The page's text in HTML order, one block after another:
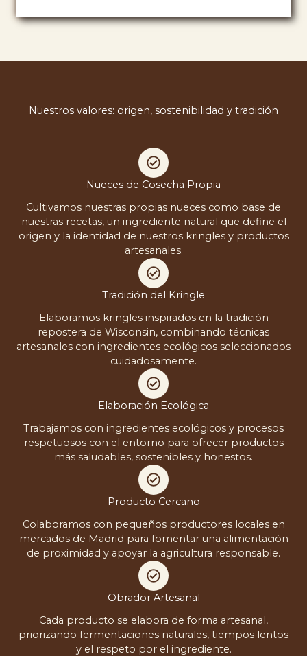
Nuestros valores: origen, sostenibilidad y tradición
Nueces de Cosecha Propia
Cultivamos nuestras propias nueces como base de
nuestras recetas, un ingrediente natural que define el
origen y la identidad de nuestros kringles y productos
artesanales.
Tradición del Kringle
Elaboramos kringles inspirados en la tradición
repostera de Wisconsin, combinando técnicas
artesanales con ingredientes ecológicos seleccionados
cuidadosamente.
Elaboración Ecológica
Trabajamos con ingredientes ecológicos y procesos
respetuosos con el entorno para ofrecer productos
más saludables, sostenibles y honestos.
Producto Cercano
Colaboramos con pequeños productores locales en
mercados de Madrid para fomentar una alimentación
de proximidad y apoyar la agricultura responsable.
Obrador Artesanal
Cada producto se elabora de forma artesanal,
priorizando fermentaciones naturales, tiempos lentos
y el respeto por el ingrediente.